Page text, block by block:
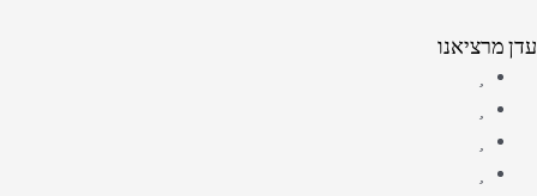
עדן מרציאנו